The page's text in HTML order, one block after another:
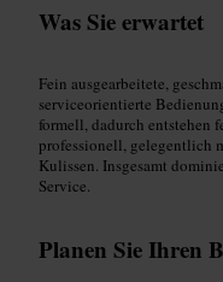
Was Sie erwartet
Fein ausgearbeitete,
serviceorientierte
formell, dadurch entstehen
professionell, gelegentlich
Kulissen. Insgesamt
Service.
Planen Sie Ihren